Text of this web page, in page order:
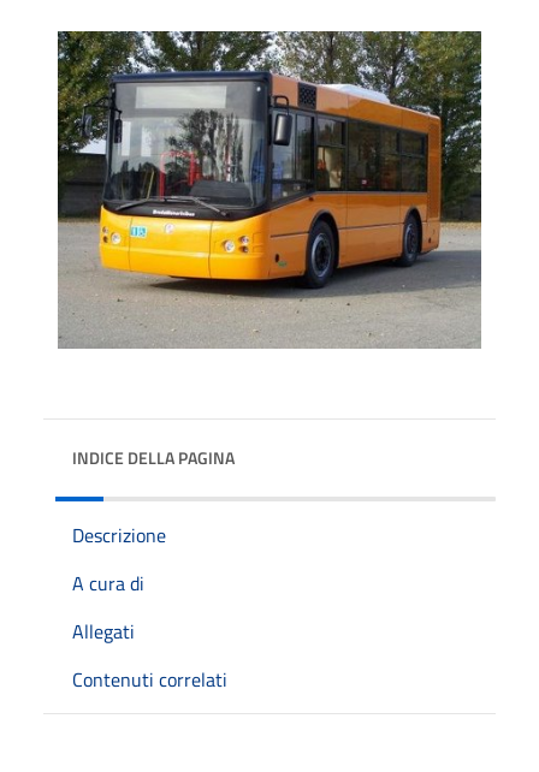
INDICE DELLA PAGINA
Descrizione
A cura di
Allegati
Contenuti correlati